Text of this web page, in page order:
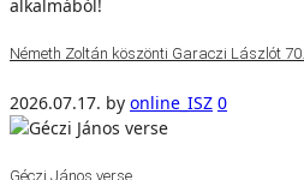
Németh Zoltán köszönti Garaczi Lászlót
2026.07.17. by online_ISZ 0
Géczi János verse